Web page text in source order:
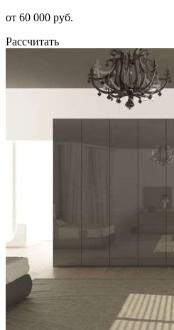
от 60 000 руб.
Рассчитать